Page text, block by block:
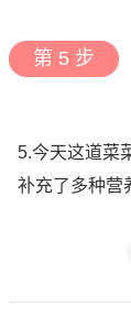
第 5 步
5.今天这道菜
补充了多种营